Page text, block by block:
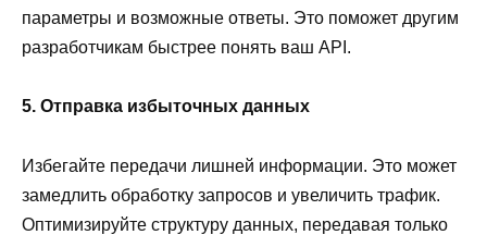
параметры и возможные ответы. Это поможет другим
разработчикам быстрее понять ваш API.
5. Отправка избыточных данных
Избегайте передачи лишней информации. Это может
замедлить обработку запросов и увеличить трафик.
Оптимизируйте структуру данных, передавая только